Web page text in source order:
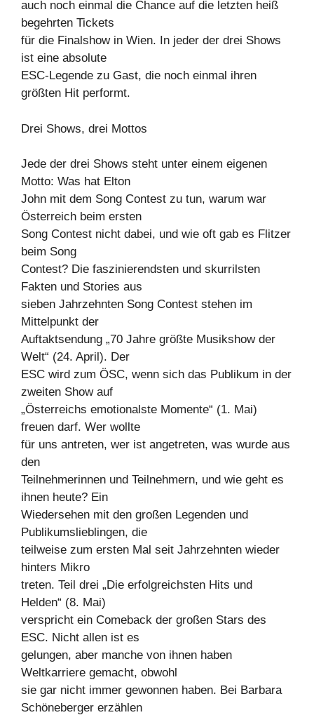
auch noch einmal die Chance auf die letzten heiß
begehrten Tickets
für die Finalshow in Wien. In jeder der drei Shows
ist eine absolute
ESC-Legende zu Gast, die noch einmal ihren
größten Hit performt.
Drei Shows, drei Mottos
Jede der drei Shows steht unter einem eigenen
Motto: Was hat Elton
John mit dem Song Contest zu tun, warum war
Österreich beim ersten
Song Contest nicht dabei, und wie oft gab es Flitzer
beim Song
Contest? Die faszinierendsten und skurrilsten
Fakten und Stories aus
sieben Jahrzehnten Song Contest stehen im
Mittelpunkt der
Auftaktsendung „70 Jahre größte Musikshow der
Welt“ (24. April). Der
ESC wird zum ÖSC, wenn sich das Publikum in der
zweiten Show auf
„Österreichs emotionalste Momente“ (1. Mai)
freuen darf. Wer wollte
für uns antreten, wer ist angetreten, was wurde aus
den
Teilnehmerinnen und Teilnehmern, und wie geht es
ihnen heute? Ein
Wiedersehen mit den großen Legenden und
Publikumslieblingen, die
teilweise zum ersten Mal seit Jahrzehnten wieder
hinters Mikro
treten. Teil drei „Die erfolgreichsten Hits und
Helden“ (8. Mai)
verspricht ein Comeback der großen Stars des
ESC. Nicht allen ist es
gelungen, aber manche von ihnen haben
Weltkarriere gemacht, obwohl
sie gar nicht immer gewonnen haben. Bei Barbara
Schöneberger erzählen